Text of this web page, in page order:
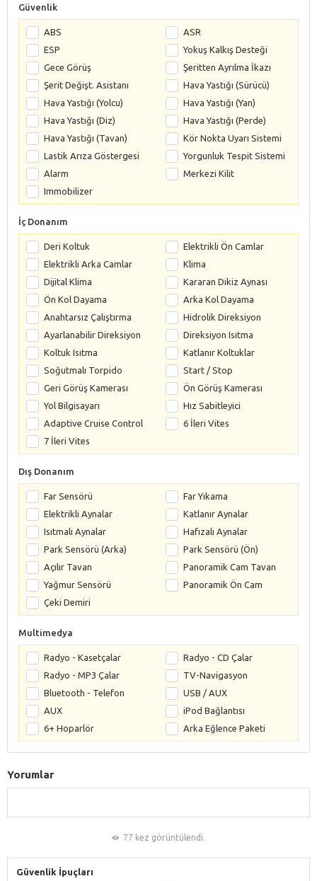
Güvenlik
ABS
ASR
ESP
Yokuş Kalkış Desteği
Gece Görüş
Şeritten Ayrılma İkazı
Şerit Değişt. Asistanı
Hava Yastığı (Sürücü)
Hava Yastığı (Yolcu)
Hava Yastığı (Yan)
Hava Yastığı (Diz)
Hava Yastığı (Perde)
Hava Yastığı (Tavan)
Kör Nokta Uyarı Sistemi
Lastik Arıza Göstergesi
Yorgunluk Tespit Sistemi
Alarm
Merkezi Kilit
Immobilizer
İç Donanım
Deri Koltuk
Elektrikli Ön Camlar
Elektrikli Arka Camlar
Klima
Dijital Klima
Kararan Dikiz Aynası
Ön Kol Dayama
Arka Kol Dayama
Anahtarsız Çalıştırma
Hidrolik Direksiyon
Ayarlanabilir Direksiyon
Direksiyon Isıtma
Koltuk Isıtma
Katlanır Koltuklar
Soğutmalı Torpido
Start / Stop
Geri Görüş Kamerası
Ön Görüş Kamerası
Yol Bilgisayarı
Hız Sabitleyici
Adaptive Cruise Control
6 İleri Vites
7 İleri Vites
Dış Donanım
Far Sensörü
Far Yıkama
Elektrikli Aynalar
Katlanır Aynalar
Isıtmalı Aynalar
Hafızalı Aynalar
Park Sensörü (Arka)
Park Sensörü (Ön)
Açılır Tavan
Panoramik Cam Tavan
Yağmur Sensörü
Panoramik Ön Cam
Çeki Demiri
Multimedya
Radyo - Kasetçalar
Radyo - CD Çalar
Radyo - MP3 Çalar
TV-Navigasyon
Bluetooth - Telefon
USB / AUX
AUX
iPod Bağlantısı
6+ Hoparlör
Arka Eğlence Paketi
Yorumlar
77 kez görüntülendi.
Güvenlik İpuçları